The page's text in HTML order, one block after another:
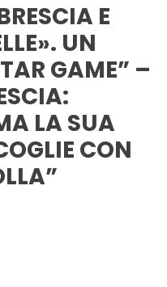
E
UN
GAME” –
LA SUA
CON